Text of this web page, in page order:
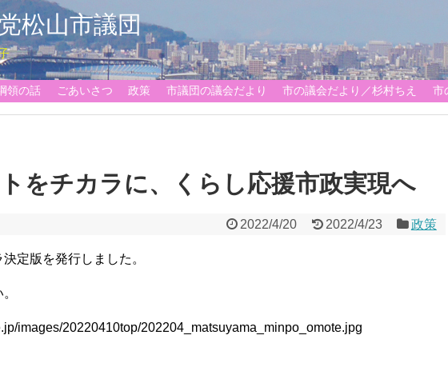
松山市議団
領の話 ごあいさつ 政策 市議団の議会だより 市の議会だより／杉村ちえ 市
をチカラに、くらし応援市政実現へ
2022/4/20 2022/4/23 政策
定版を発行しました。